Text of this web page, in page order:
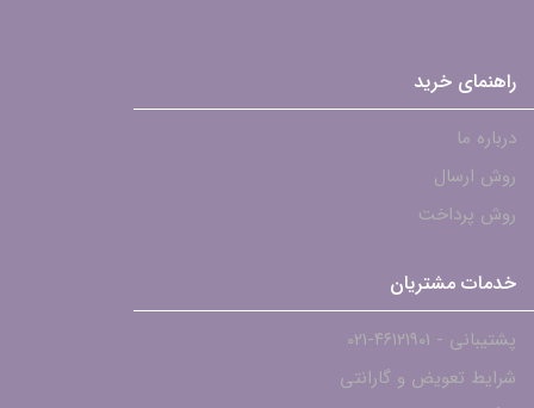
راهنمای خرید
درباره ما
روش ارسال
روش پرداخت
خدمات مشتریان
پشتیبانی - ۴۶۱۲۱۹۰۱-021
شرایط تعویض و گارانتی